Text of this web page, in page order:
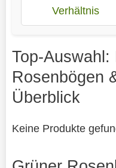
Verhältnis
Top-
Rosenbögen
Überblick
Keine Produkte